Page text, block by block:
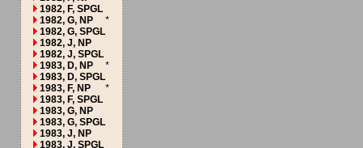
1982, F, SPGL
1982, G, NP
*
1982, G, SPGL
1982, J, NP
1982, J, SPGL
1983, D, NP
*
1983, D, SPGL
1983, F, NP
*
1983, F, SPGL
1983, G, NP
1983, G, SPGL
1983, J, NP
1983, J, SPGL